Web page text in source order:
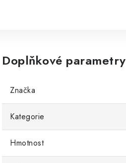
Doplňkové parametry
Značka
Kategorie
Hmotnost